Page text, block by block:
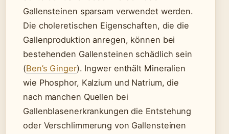
Gallensteinen sparsam verwendet werden.
Die choleretischen Eigenschaften, die die
Gallenproduktion anregen, können bei
bestehenden Gallensteinen schädlich sein
(Ben’s Ginger). Ingwer enthält Mineralien
wie Phosphor, Kalzium und Natrium, die
nach manchen Quellen bei
Gallenblasenerkrankungen die Entstehung
oder Verschlimmerung von Gallensteinen